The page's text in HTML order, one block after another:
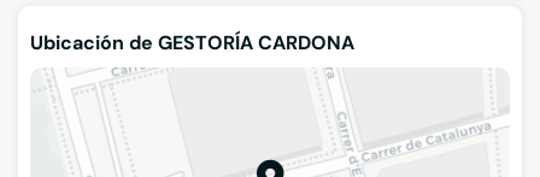
Ubicación de GESTORÍA CARDONA